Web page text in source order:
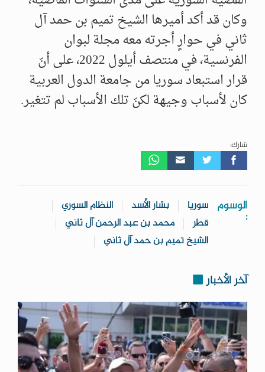
وكان قد أكد أميرها الشيخ تميم بن حمد آل
ثاني في حوارٍ أجرته معه مجلة لبوان
الفرنسية، في منتصف أيلول 2022، على أنّ
قرار استبعاد سوريا من جامعة الدول العربية
كان لأسباب وجيهة لكنّ تلك الأسباب لم تتغير.
شارك:
الوسوم
:
سوريا بشار الأسد
النظام السوري
قطر
محمد بن عبد الرحمن آل ثاني
الشيخ تميم بن حمد آل ثاني
آخر الأخبار